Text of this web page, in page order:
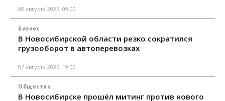
08 августа 2026, 09:00
Бизнес
В Новосибирской области резко сократился
грузооборот в автоперевозках
07 августа 2026, 19:00
Общество
В Новосибирске прошёл митинг против нового